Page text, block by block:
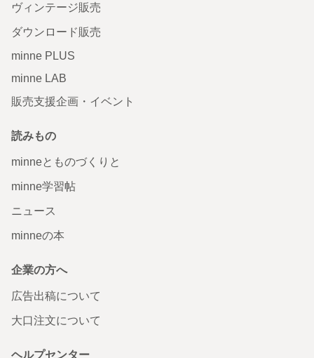
ヴィンテージ販売
ダウンロード販売
minne PLUS
minne LAB
販売支援企画・イベント
読みもの
minneとものづくりと
minne学習帖
ニュース
minneの本
企業の方へ
広告出稿について
大口注文について
ヘルプセンター